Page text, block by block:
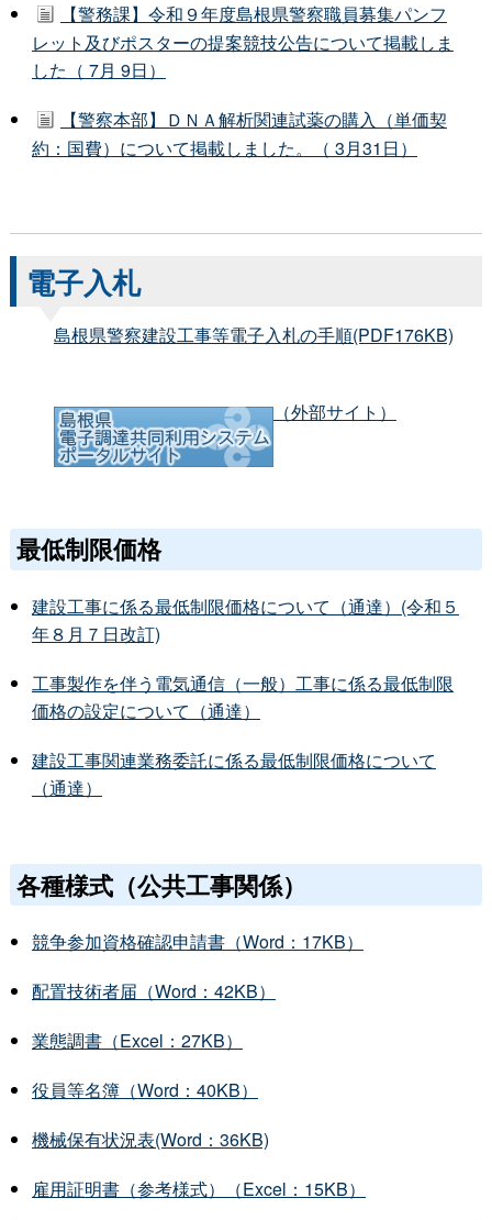
【警務課】令和９年度島根県警察職員募集パンフ
レット及びポスターの提案競技公告について掲載しま
した（ 7月 9日）
【警察本部】ＤＮＡ解析関連試薬の購入（単価契
約：国費）について掲載しました。（ 3月31日）
電子入札
島根県警察建設工事等電子入札の手順(PDF176KB)
（外部サイト）
最低制限価格
建設工事に係る最低制限価格について（通達）(令和５
年８月７日改訂)
工事製作を伴う電気通信（一般）工事に係る最低制限
価格の設定について（通達）
建設工事関連業務委託に係る最低制限価格について
（通達）
各種様式（公共工事関係）
競争参加資格確認申請書（Word：17KB）
配置技術者届（Word：42KB）
業態調書（Excel：27KB）
役員等名簿（Word：40KB）
機械保有状況表(Word：36KB)
雇用証明書（参考様式）（Excel：15KB）